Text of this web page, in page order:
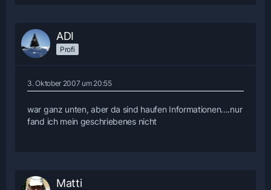
ADI
Profi
3. Oktober 2007 um 20:55
war ganz unten, aber da sind haufen Informationen....nur
fand ich mein geschriebenes nicht
Matti